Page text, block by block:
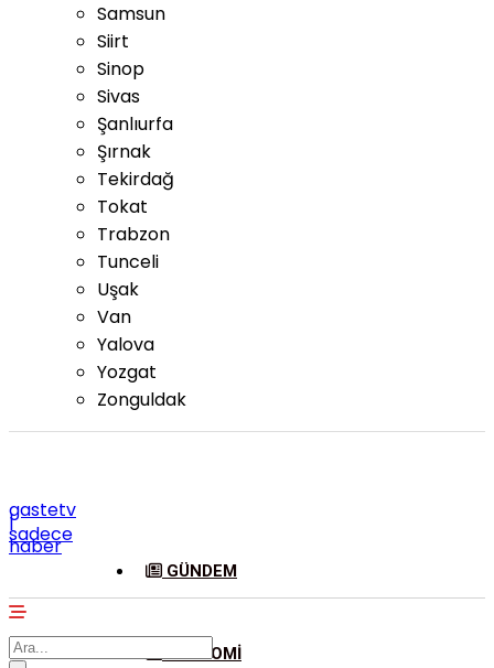
Samsun
Siirt
Sinop
Sivas
Şanlıurfa
Şırnak
Tekirdağ
Tokat
Trabzon
Tunceli
Uşak
Van
Yalova
Yozgat
Zonguldak
gastetv
|
sadece
haber
GÜNDEM
EKONOMI